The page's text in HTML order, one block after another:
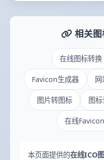
相关图
在线图标转换
Favicon生成器 网
图片转图标 图
在线Favicon
本页面提供的在线ICO